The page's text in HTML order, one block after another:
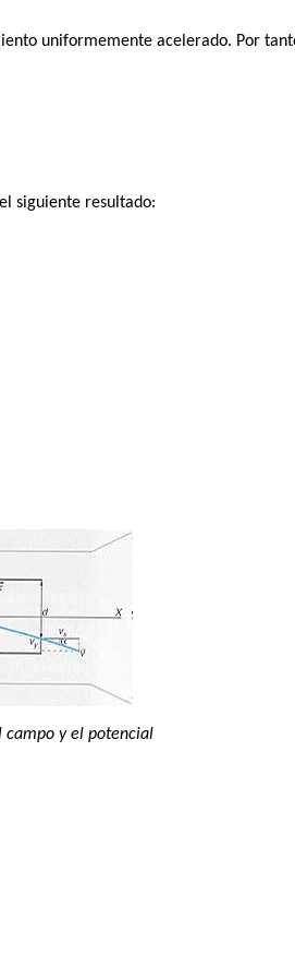
uniformemente acelerado. Por
siguiente resultado:
campo y el potencial